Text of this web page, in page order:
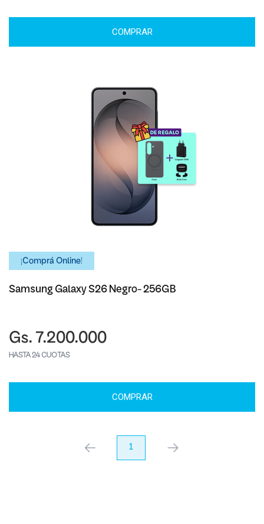
COMPRAR
¡Comprá Online!
Samsung Galaxy S26 Negro- 256GB
Gs. 7.200.000
HASTA 24 CUOTAS
COMPRAR
anterior 1 próximo